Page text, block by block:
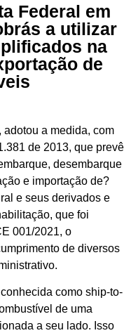
Federal em
a utilizar
na
de
adotou a medida, com
de 2013, que prevê
desembarque
e importação de?
e seus derivados e
que foi
001/2021, o
de diversos
como ship-to-
de uma
a seu lado. Isso